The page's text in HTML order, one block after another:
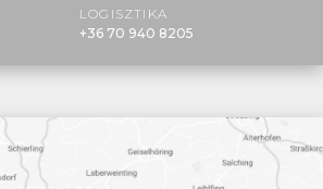
LOGISZTIKA
+36 70 940 8205